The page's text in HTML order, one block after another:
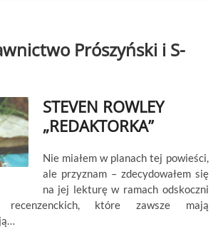
Prószyński i S-
STEVEN ROWLEY
„REDAKTORKA”
Nie miałem w planach tej powieści,
ale przyznam – zdecydowałem się
na jej lekturę w ramach odskoczni
recenzenckich, które zawsze mają